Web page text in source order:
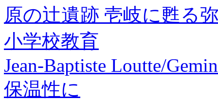
原の辻遺跡 壱岐に甦る
小学校教育
Jean-Baptiste Loutte/
保温性に